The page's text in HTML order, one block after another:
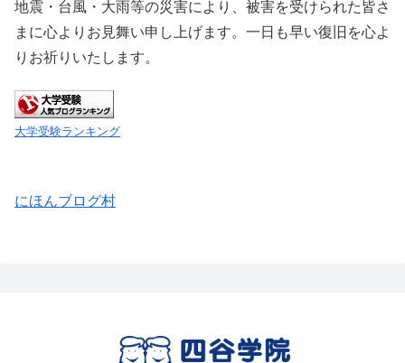
地震・台風・大雨等の災害により、被害を受けられた皆さ
まに心よりお見舞い申し上げます。一日も早い復旧を心よ
りお祈りいたします。
大学受験ランキング
にほんブログ村